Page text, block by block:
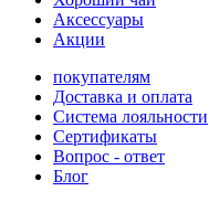
Аксессуары
Акции
покупателям
Доставка и оплата
Система лояльности
Сертификаты
Вопрос - ответ
Блог